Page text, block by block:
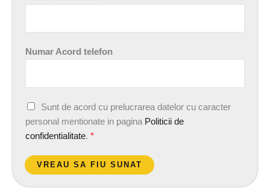
Numar Acord telefon
A
c
o
d
Sunt de acord cu prelucrarea datelor cu caracter
personal mentionate in pagina Politicii de
confidentialitate. *
VREAU SA FIU SUNAT